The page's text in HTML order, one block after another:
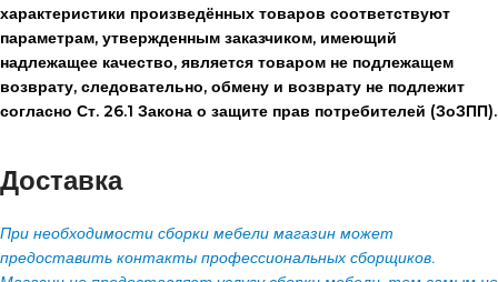
характеристики произведённых товаров соответствуют
параметрам, утвержденным заказчиком, имеющий
надлежащее качество, является товаром не подлежащем
возврату, следовательно, обмену и возврату не подлежит
согласно Ст. 26.1 Закона о защите прав потребителей (ЗоЗПП).
Доставка
При необходимости сборки мебели магазин может
предоставить контакты профессиональных сборщиков.